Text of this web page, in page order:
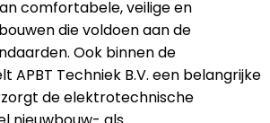
comfortabele, veilige en
die voldoen aan de
Ook binnen de
APBT Techniek B.V. een belangrijke
de elektrotechnische